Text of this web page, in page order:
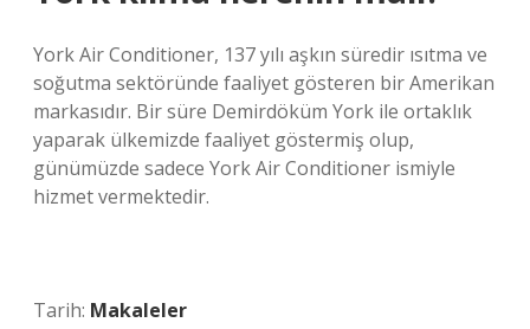
York Air Conditioner, 137 yılı aşkın süredir ısıtma ve
soğutma sektöründe faaliyet gösteren bir Amerikan
markasıdır. Bir süre Demirdöküm York ile ortaklık
yaparak ülkemizde faaliyet göstermiş olup,
günümüzde sadece York Air Conditioner ismiyle
hizmet vermektedir.
Tarih: Makaleler